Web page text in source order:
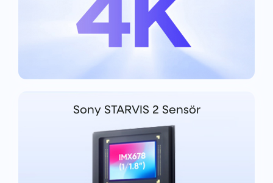
Sony STARVIS 2 Sensör